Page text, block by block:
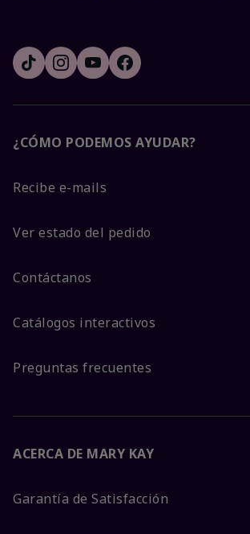
¿CÓMO PODEMOS AYUDAR?
Recibe e-mails
Ver estado del pedido
Contáctanos
Catálogos interactivos
Preguntas frecuentes
ACERCA DE MARY KAY
Garantía de Satisfacción